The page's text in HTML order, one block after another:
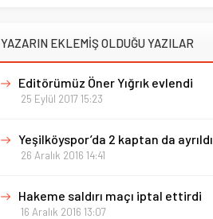
YAZARIN EKLEMİŞ OLDUĞU YAZILAR
Editörümüz Öner Yığrık evlendi
25 Eylül 2017 15:23
Yeşilköyspor’da 2 kaptan da ayrıldı
26 Aralık 2016 14:41
Hakeme saldırı maçı iptal ettirdi
16 Aralık 2016 13:07